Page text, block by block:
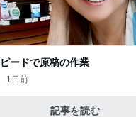
ードで原稿の作業
1日前
記事を読む